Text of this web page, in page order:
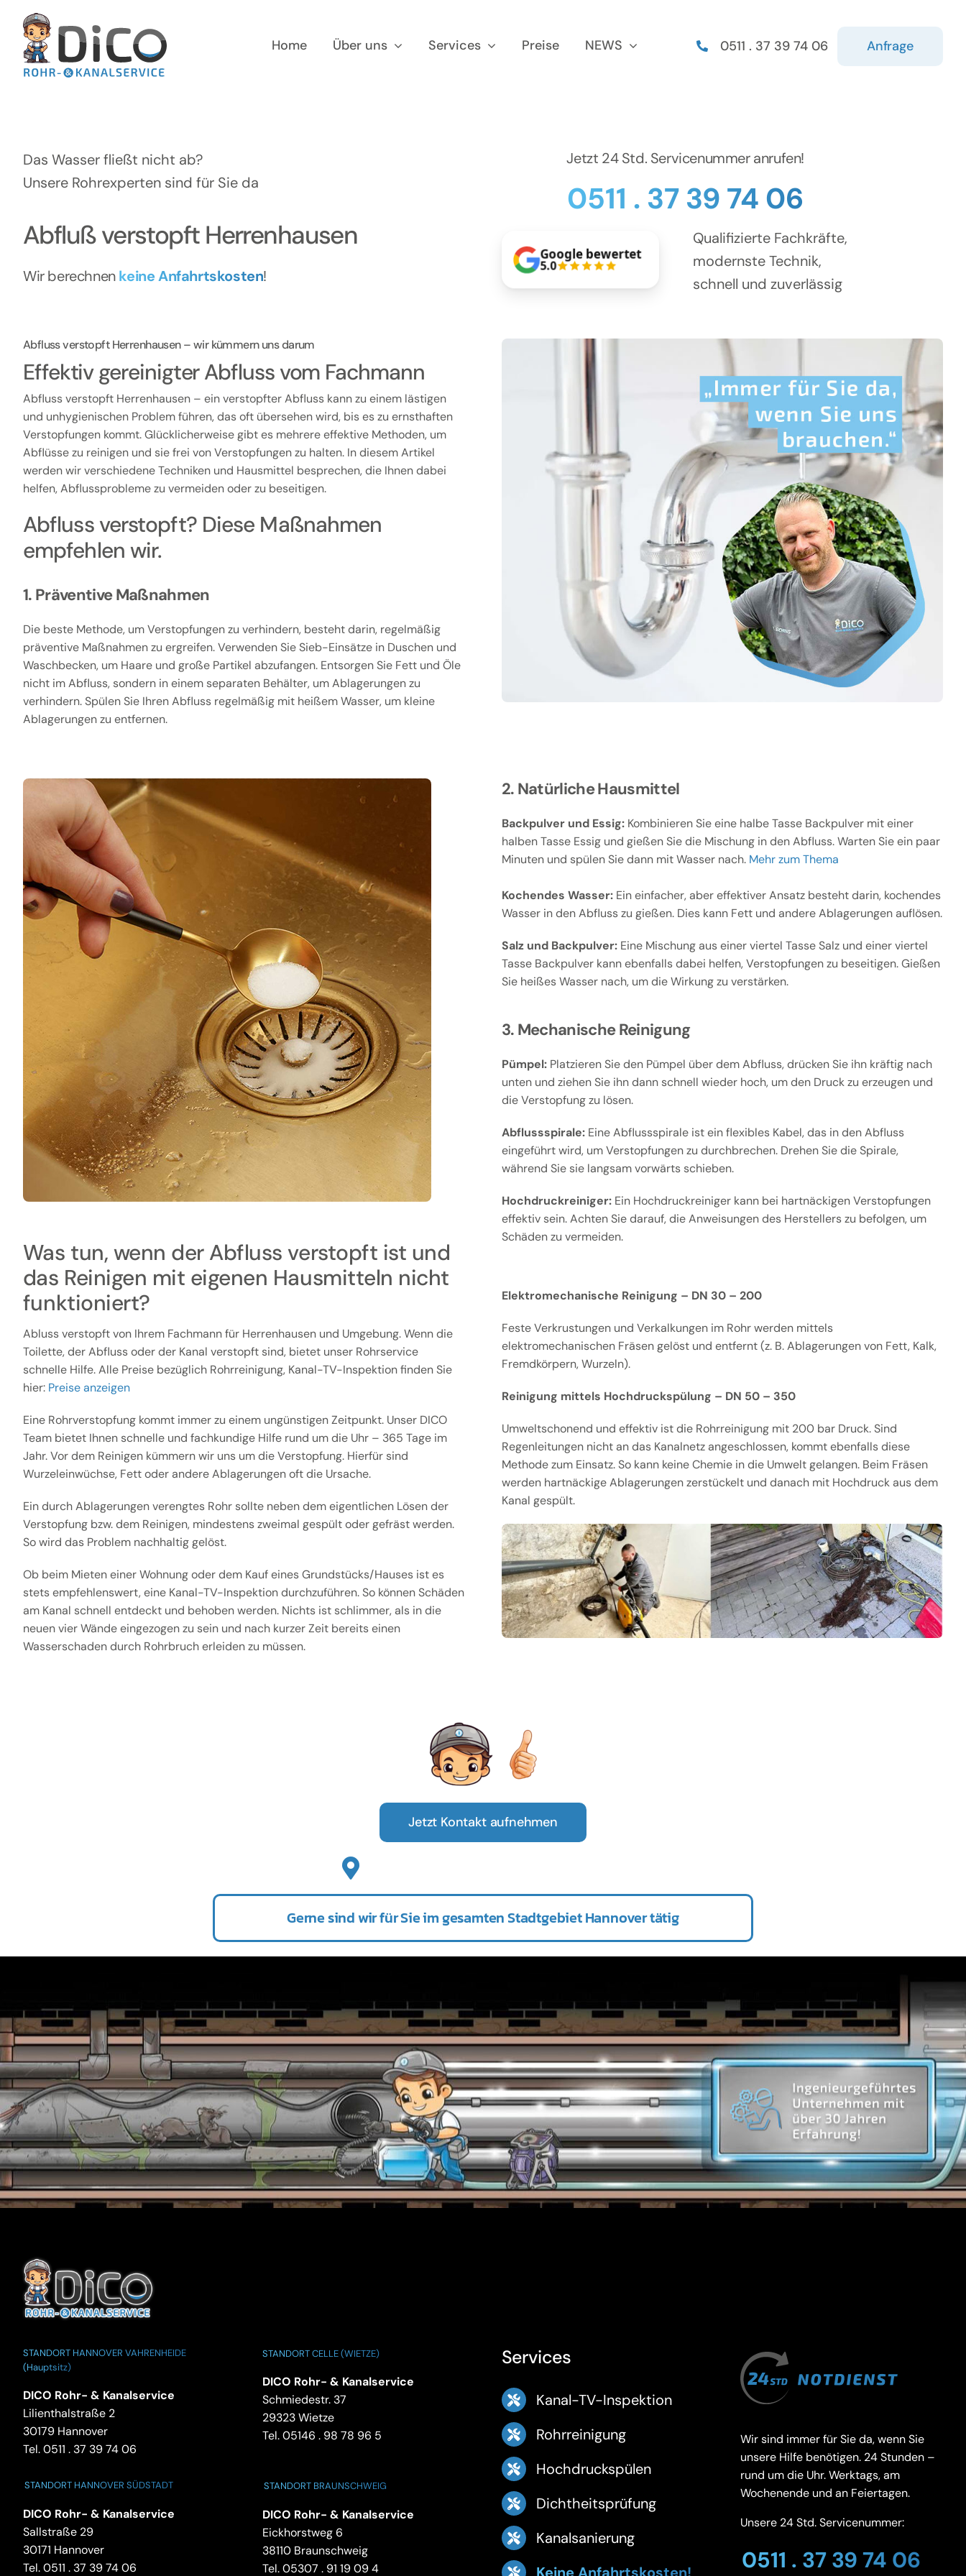
Inhalt
springen
Home Über uns Services Preise NEWS 0511 . 37 39 74 06 Anfrage
Das Wasser fließt nicht ab?
Unsere Rohrexperten sind für Sie da
Abfluß verstopft Herrenhausen
Wir berechnenkeine Anfahrtskosten!
Jetzt 24 Std. Servicenummer anrufen!
0511 . 37 39 74 06
Google bewertet
5.0
Qualifizierte Fachkräfte,
modernste Technik,
schnell und zuverlässig
Abfluss verstopft Herrenhausen – wir kümmern uns darum
Effektiv gereinigter Abfluss vom Fachmann
Abfluss verstopft Herrenhausen – ein verstopfter Abfluss kann zu einem lästigen
und unhygienischen Problem führen, das oft übersehen wird, bis es zu ernsthaften
Verstopfungen kommt. Glücklicherweise gibt es mehrere effektive Methoden, um
Abflüsse zu reinigen und sie frei von Verstopfungen zu halten. In diesem Artikel
werden wir verschiedene Techniken und Hausmittel besprechen, die Ihnen dabei
helfen, Abflussprobleme zu vermeiden oder zu beseitigen.
Abfluss verstopft? Diese Maßnahmen
empfehlen wir.
1. Präventive Maßnahmen
Die beste Methode, um Verstopfungen zu verhindern, besteht darin, regelmäßig
präventive Maßnahmen zu ergreifen. Verwenden Sie Sieb-Einsätze in Duschen und
Waschbecken, um Haare und große Partikel abzufangen. Entsorgen Sie Fett und Öle
nicht im Abfluss, sondern in einem separaten Behälter, um Ablagerungen zu
verhindern. Spülen Sie Ihren Abfluss regelmäßig mit heißem Wasser, um kleine
Ablagerungen zu entfernen.
2. Natürliche Hausmittel
Backpulver und Essig:Kombinieren Sie eine halbe Tasse Backpulver mit einer
halben Tasse Essig und gießen Sie die Mischung in den Abfluss. Warten Sie ein paar
Minuten und spülen Sie dann mit Wasser nach. Mehr zum Thema
Kochendes Wasser:Ein einfacher, aber effektiver Ansatz besteht darin, kochendes
Wasser in den Abfluss zu gießen. Dies kann Fett und andere Ablagerungen auflösen.
Salz und Backpulver:Eine Mischung aus einer viertel Tasse Salz und einer viertel
Tasse Backpulver kann ebenfalls dabei helfen, Verstopfungen zu beseitigen. Gießen
Sie heißes Wasser nach, um die Wirkung zu verstärken.
3. Mechanische Reinigung
Pümpel:Platzieren Sie den Pümpel über dem Abfluss, drücken Sie ihn kräftig nach
unten und ziehen Sie ihn dann schnell wieder hoch, um den Druck zu erzeugen und
die Verstopfung zu lösen.
Abflussspirale:Eine Abflussspirale ist ein flexibles Kabel, das in den Abfluss
eingeführt wird, um Verstopfungen zu durchbrechen. Drehen Sie die Spirale,
während Sie sie langsam vorwärts schieben.
Hochdruckreiniger:Ein Hochdruckreiniger kann bei hartnäckigen Verstopfungen
effektiv sein. Achten Sie darauf, die Anweisungen des Herstellers zu befolgen, um
Schäden zu vermeiden.
Was tun, wenn der Abfluss verstopft ist und
das Reinigen mit eigenen Hausmitteln nicht
funktioniert?
Abluss verstopft von Ihrem Fachmann für Herrenhausen und Umgebung. Wenn die
Toilette, der Abfluss oder der Kanal verstopft sind, bietet unser Rohrservice
schnelle Hilfe. Alle Preise bezüglich Rohrreinigung, Kanal-TV-Inspektion finden Sie
hier: Preise anzeigen
Eine Rohrverstopfung kommt immer zu einem ungünstigen Zeitpunkt. Unser DICO
Team bietet Ihnen schnelle und fachkundige Hilfe rund um die Uhr – 365 Tage im
Jahr. Vor dem Reinigen kümmern wir uns um die Verstopfung. Hierfür sind
Wurzeleinwüchse, Fett oder andere Ablagerungen oft die Ursache.
Ein durch Ablagerungen verengtes Rohr sollte neben dem eigentlichen Lösen der
Verstopfung bzw. dem Reinigen, mindestens zweimal gespült oder gefräst werden.
So wird das Problem nachhaltig gelöst.
Ob beim Mieten einer Wohnung oder dem Kauf eines Grundstücks/Hauses ist es
stets empfehlenswert, eine Kanal-TV-Inspektion durchzuführen. So können Schäden
am Kanal schnell entdeckt und behoben werden. Nichts ist schlimmer, als in die
neuen vier Wände eingezogen zu sein und nach kurzer Zeit bereits einen
Wasserschaden durch Rohrbruch erleiden zu müssen.
Elektromechanische Reinigung – DN 30 – 200
Feste Verkrustungen und Verkalkungen im Rohr werden mittels
elektromechanischen Fräsen gelöst und entfernt (z. B. Ablagerungen von Fett, Kalk,
Fremdkörpern, Wurzeln).
Reinigung mittels Hochdruckspülung – DN 50 – 350
Umweltschonend und effektiv ist die Rohrreinigung mit 200 bar Druck. Sind
Regenleitungen nicht an das Kanalnetz angeschlossen, kommt ebenfalls diese
Methode zum Einsatz. So kann keine Chemie in die Umwelt gelangen. Beim Fräsen
werden hartnäckige Ablagerungen zerstückelt und danach mit Hochdruck aus dem
Kanal gespült.
Jetzt Kontakt aufnehmen
Gerne sind wir für Sie im gesamten Stadtgebiet Hannover tätig
STANDORT HANNOVER VAHRENHEIDE
(Hauptsitz)
DICO Rohr- & Kanalservice
Lilienthalstraße 2
30179 Hannover
Tel.0511 . 37 39 74 06
STANDORT HANNOVER SÜDSTADT
DICO Rohr- & Kanalservice
Sallstraße 29
30171 Hannover
Tel.0511 . 37 39 74 06
STANDORT CELLE (WIETZE)
DICO Rohr- & Kanalservice
Schmiedestr. 37
29323 Wietze
Tel. 05146 . 98 78 96 5
STANDORT BRAUNSCHWEIG
DICO Rohr- & Kanalservice
Eickhorstweg 6
38110 Braunschweig
Tel. 05307 . 91 19 09 4
Services
Kanal-TV-Inspektion
Rohrreinigung
Hochdruckspülen
Dichtheitsprüfung
Kanalsanierung
Wir sind immer für Sie da, wenn Sie
unsere Hilfe benötigen. 24 Stunden –
rund um die Uhr. Werktags, am
Wochenende und an Feiertagen.
Unsere 24 Std. Servicenummer:
0511 . 37 39 74 06